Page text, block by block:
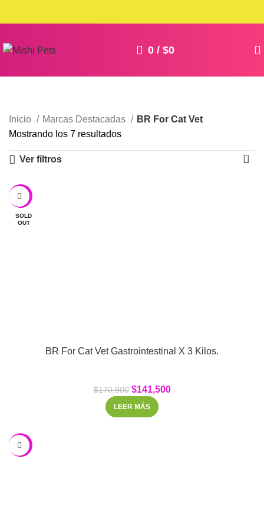
0 / $0
Inicio Marcas Destacadas
BR For Cat Vet
Mostrando los 7 resultados
Ver filtros
-17%
SOLD
OUT
BR For Cat Vet Gastrointestinal X 3 Kilos.
$170,900 $141,500
LEER MÁS
-21%